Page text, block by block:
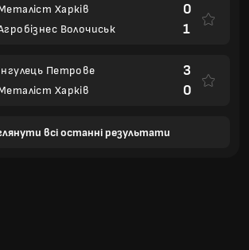
Харків
Волочиськ
0
1
Петрове
Харків
3
0
всі останні результати